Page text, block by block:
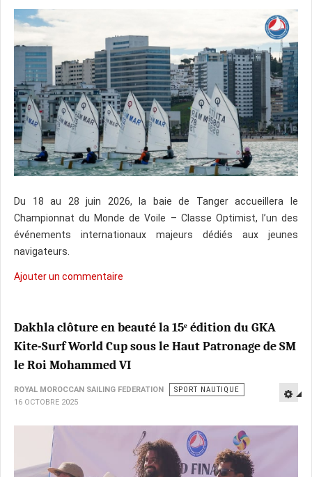
Du 18 au 28 juin 2026, la baie de Tanger accueillera le
Championnat du Monde de Voile – Classe Optimist, l’un des
événements internationaux majeurs dédiés aux jeunes
navigateurs.
Ajouter un commentaire
Dakhla clôture en beauté la 15ᵉ édition du GKA
Kite-Surf World Cup sous le Haut Patronage de SM
le Roi Mohammed VI
ROYAL MOROCCAN SAILING FEDERATION
SPORT NAUTIQUE
16 OCTOBRE 2025